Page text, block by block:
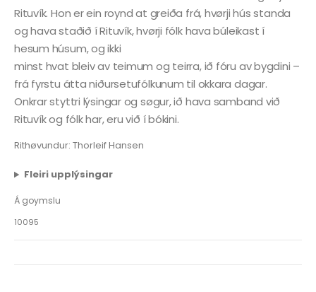
Rituvík. Hon er ein roynd at greiða frá, hvørji hús standa
og hava staðið í Rituvík, hvørji fólk hava búleikast í
hesum húsum, og ikki
minst hvat bleiv av teimum og teirra, ið fóru av bygdini –
frá fyrstu átta niðursetufólkunum til okkara dagar.
Onkrar styttri lýsingar og søgur, ið hava samband við
Rituvík og fólk har, eru við í bókini.
Rithøvundur: Thorleif Hansen
Fleiri upplýsingar
Á goymslu
10095